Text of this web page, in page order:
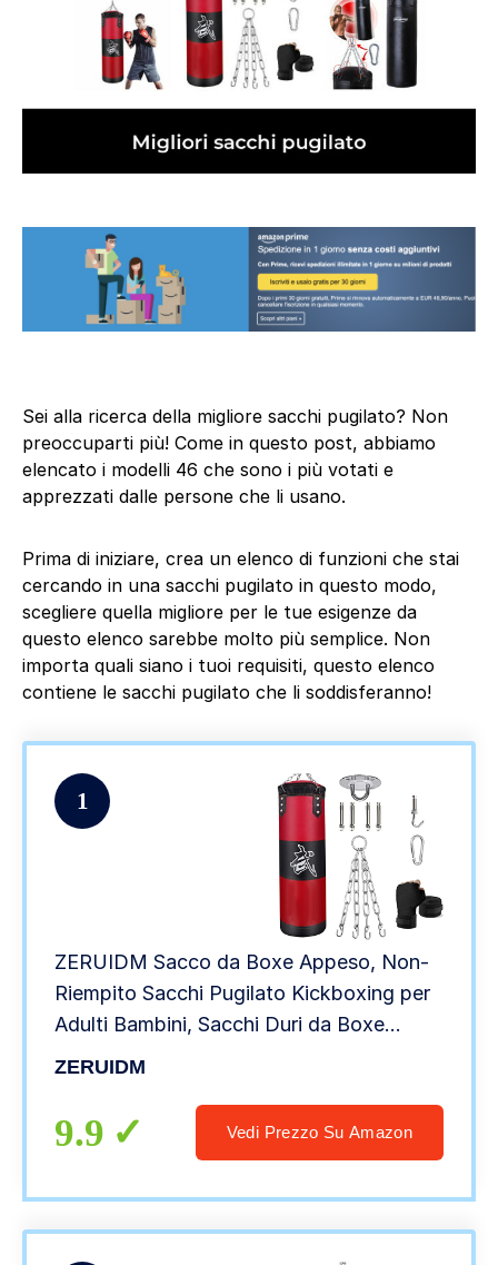
Sei alla ricerca della migliore sacchi pugilato? Non
preoccuparti più! Come in questo post, abbiamo
elencato i modelli 46 che sono i più votati e
apprezzati dalle persone che li usano.
Prima di iniziare, crea un elenco di funzioni che stai
cercando in una sacchi pugilato in questo modo,
scegliere quella migliore per le tue esigenze da
questo elenco sarebbe molto più semplice. Non
importa quali siano i tuoi requisiti, questo elenco
contiene le sacchi pugilato che li soddisferanno!
1
ZERUIDM Sacco da Boxe Appeso, Non-
Riempito Sacchi Pugilato Kickboxing per
Adulti Bambini, Sacchi Duri da Boxe
Pesante con Gancio Catena, Bende da
Karatè Taekwondo
ZERUIDM
9.9 Vedi Prezzo Su Amazon